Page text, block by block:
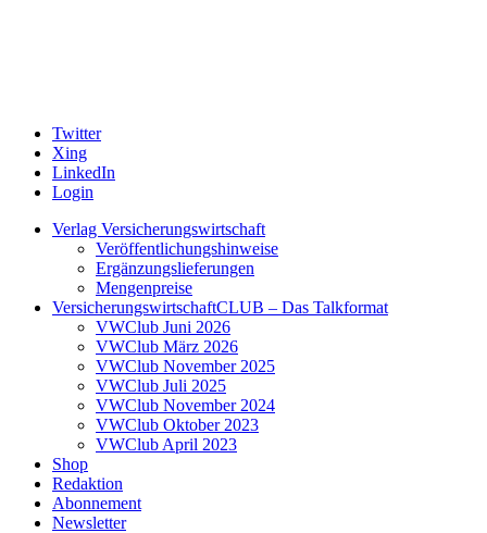
Twitter
Xing
LinkedIn
Login
Verlag Versicherungswirtschaft
Veröffentlichungshinweise
Ergänzungslieferungen
Mengenpreise
VersicherungswirtschaftCLUB – Das Talkformat
VWClub Juni 2026
VWClub März 2026
VWClub November 2025
VWClub Juli 2025
VWClub November 2024
VWClub Oktober 2023
VWClub April 2023
Shop
Redaktion
Abonnement
Newsletter